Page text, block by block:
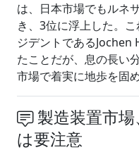
は、日本市場でもルネ
き、3位に浮上した。
ジデントであるJochen
たことだが、息の長い
市場で着実に地歩を固
製造装置市場
は要注意